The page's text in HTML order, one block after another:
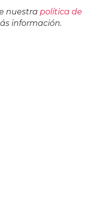
nuestra política de
información.